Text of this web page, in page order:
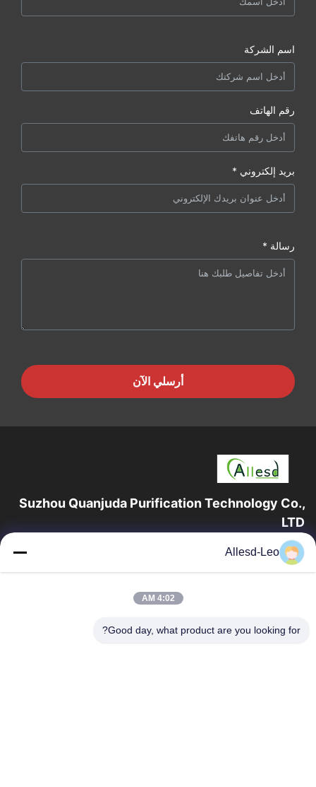
اسم الشركة
رقم الهاتف
بريد إلكتروني *
رسالة *
أرسلي الآن
Suzhou Quanjuda Purification Technology Co.,
LTD
16 عامًا من الخبرة ، بصفتنا مصنعًا ومصدرًا رائدًا لمنتجات البيئة والتنمية
المستدامة وغرف الأبحاث ، فإننا نقدم مجموعة كاملة من معدات
الصفحة الرئيسية
منتجات
Allesd-Leo
4:02 AM
Good day, what product are you looking for?